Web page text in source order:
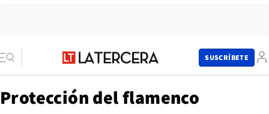
SUSCRÍBETE
Protección del flamenco